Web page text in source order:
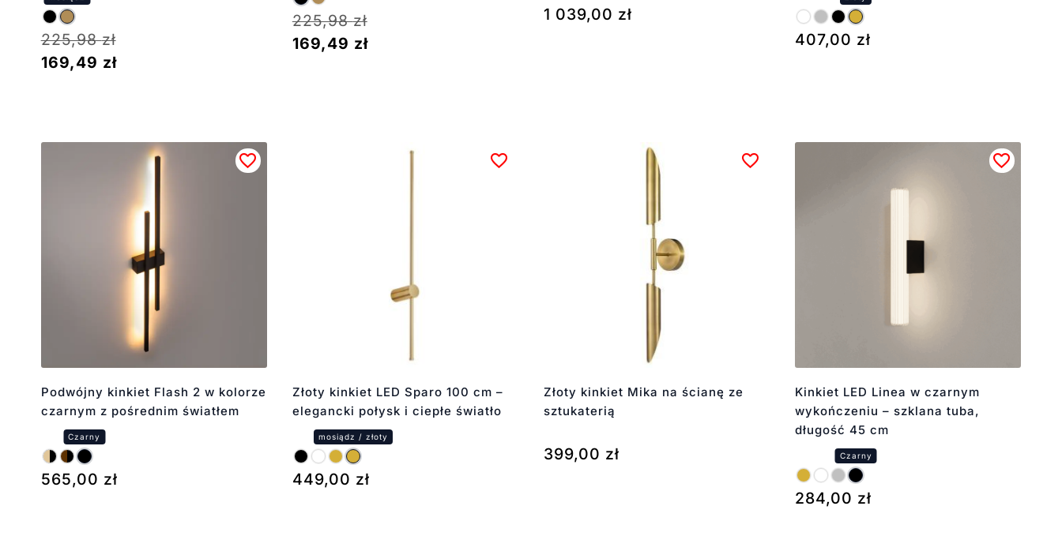
225,98zł
169,49 zł
225,98zł
169,49 zł
1 039,00 zł
407,00 zł
Podwójny kinkiet Flash 2 w kolorze
czarnym z pośrednim światłem
565,00 zł
Złoty kinkiet LED Sparo 100 cm –
elegancki połysk i ciepłe światło
449,00 zł
Złoty kinkiet Mika na ścianę ze
sztukaterią
399,00 zł
Kinkiet LED Linea w czarnym
wykończeniu – szklana tuba,
długość 45 cm
284,00 zł